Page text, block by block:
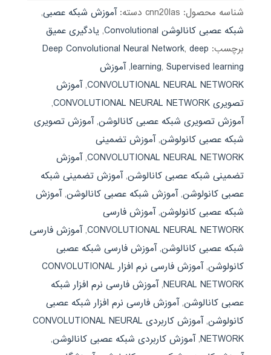
شناسه محصول: cnn20las دسته:آموزش شبکه عصبی,
شبکه عصبی کانالوشن Convolutional
, یادگیری عمیق
برچسب:
Deep Convolutional Neural Network,deep
learning,Supervised learning
,آموزش
CONVOLUTIONAL NEURAL NETWORK
,آموزش
تصویری CONVOLUTIONAL NEURAL NETWORK
,
آموزش تصویری شبکه عصبی کانالوشن,آموزش تصویری
شبکه عصبی کانولوشن,آموزش تضمینی
CONVOLUTIONAL NEURAL NETWORK
,آموزش
تضمینی شبکه عصبی کانالوشن,آموزش تضمینی شبکه
عصبی کانولوشن,آموزش شبکه عصبی کانالوشن,آموزش
شبکه عصبی کانولوشن,آموزش فارسی
CONVOLUTIONAL NEURAL NETWORK
,آموزش فارسی
شبکه عصبی کانالوشن,آموزش فارسی شبکه عصبی
کانولوشن,
آموزش فارسی نرم افزار CONVOLUTIONAL
NEURAL NETWORK
,آموزش فارسی نرم افزار شبکه
عصبی کانالوشن,آموزش فارسی نرم افزار شبکه عصبی
کانولوشن,
آموزش کاربردی CONVOLUTIONAL NEURAL
NETWORK
,آموزش کاربردی شبکه عصبی کانالوشن,